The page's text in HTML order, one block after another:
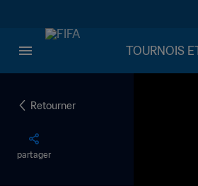
TOURNOIS
Retourner
partager